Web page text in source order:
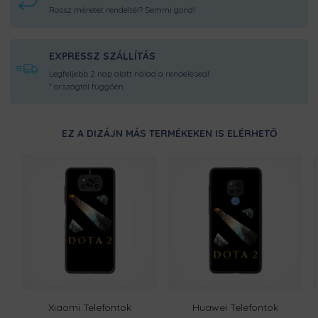
Rossz méretet rendeltél? Semmi gond!
EXPRESSZ SZÁLLÍTÁS
Legfeljebb 2 nap alatt nálad a rendelésed!
* országtól függően
EZ A DIZÁJN MÁS TERMÉKEKEN IS ELÉRHETŐ
Xiaomi Telefontok Huawei Telefontok